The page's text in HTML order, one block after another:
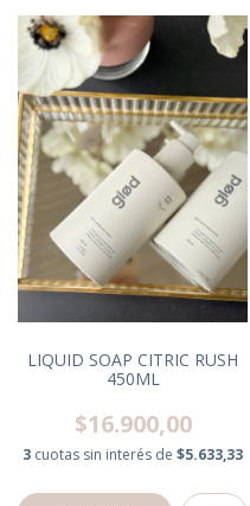
LIQUID SOAP CITRIC RUSH
450ML
$16.900,00
3 cuotas sin interés de $5.633,33